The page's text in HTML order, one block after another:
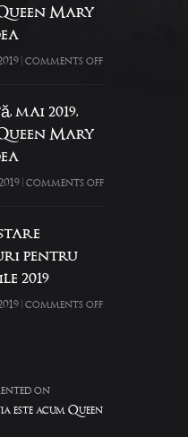
Mary
comments off
mai 2019,
Mary
comments off
pentru
2019
comments off
on
este acum Queen